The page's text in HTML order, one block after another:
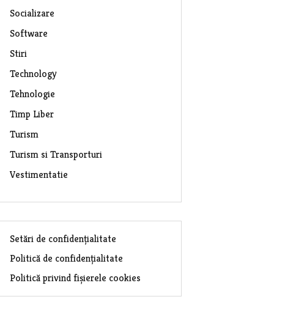
Socializare
Software
Stiri
Technology
Tehnologie
Timp Liber
Turism
Turism si Transporturi
Vestimentatie
Setări de confidențialitate
Politică de confidențialitate
Politică privind fișierele cookies